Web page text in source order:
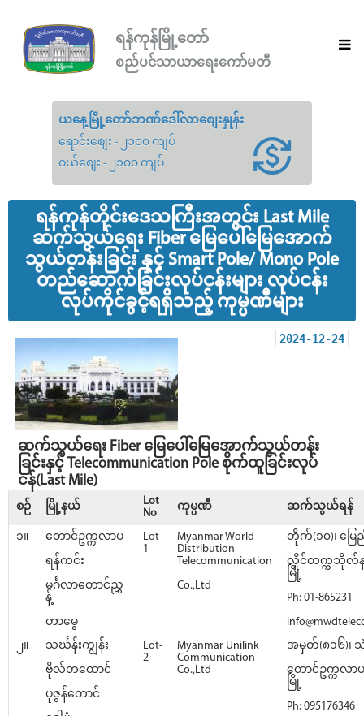
ရန်ကုန်မြို့တော်
စည်ပင်သာယာရေးကော်မတီ
ယနေ့မြို့တော်ဘဏ်ဒေါ်လာစျေးနှုန်း
ရောင်းစျေး - ၂၁၀၀ ကျပ်
ဝယ်စျေး - ၂၁၀၀ ကျပ်
ရန်ကုန်တိုင်းဒေသကြီးအတွင်း Last Mile
ဆက်သွယ်ရေး Fiber မြေပေါ်မြေအောက်
သွယ်တန်းခြင်း နှင့် Smart Pole/ Mono Pole
တည်ဆောက်ခြင်းလုပ်ငန်းများ လုပ်ငန်း
လုပ်ကိုင်ခွင့်ရရှိသည့် ကုမ္ပဏီများ
2024-12-24
ဆက်သွယ်ရေး Fiber မြေပေါ်မြေအောက်သွယ်တန်း
ခြင်းနှင့် Telecommunication Pole စိုက်ထူခြင်းလုပ်
ငန်(Last Mile)
စဉ် မြို့နယ်
Lot
No
ကုမ္ပဏီ ဆက်သွယ်ရန်
၁။
တောင်ဥက္ကလာပ
ရန်ကင်း
မင်္ဂလာတောင်ညွှ
န့်
တာမွေ
Lot-
1
Myanmar World
Distribution
Telecommunication
Co.,Ltd
တိုက်(၁၀)၊ မြေညီ
လှိုင်တက္ကသိုလ်န
မြို့
Ph: 01-865231
၂။
သင်္ဃန်းကျွန်း
ဗိုလ်တထောင်
ပုဇွန်တောင်
Lot-
2
Myanmar Unilink
Communication
Co.,Ltd
အမှတ်(၈၁၆)၊
တောင်ဥက္ကလာ
မြို့
Ph: 095176346